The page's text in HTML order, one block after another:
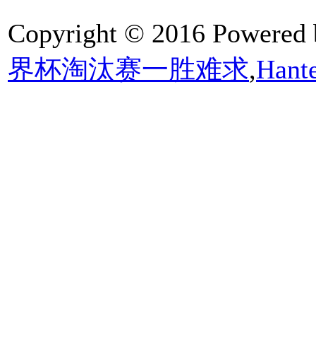
Copyright © 2016
界杯淘汰赛一胜难求,